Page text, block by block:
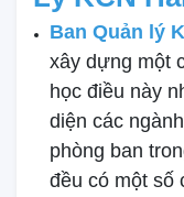
Ban Quản lý
xây dựng một
học điều này
diện các
phòng ban
đều có một số